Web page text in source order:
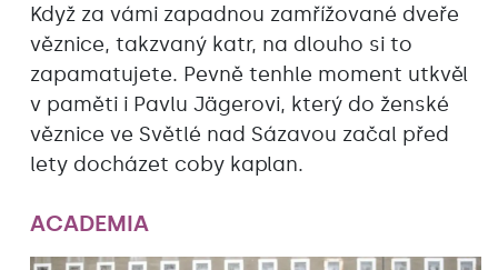
Když za vámi zapadnou zamřížované dveře
věznice, takzvaný katr, na dlouho si to
zapamatujete. Pevně tenhle moment utkvěl
v paměti i Pavlu Jägerovi, který do ženské
věznice ve Světlé nad Sázavou začal před
lety docházet coby kaplan.
ACADEMIA